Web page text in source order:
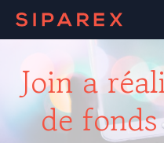
Join a
de